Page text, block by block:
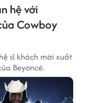
hệ với
Cowboy
sĩ khách mời xuất
Beyoncé.